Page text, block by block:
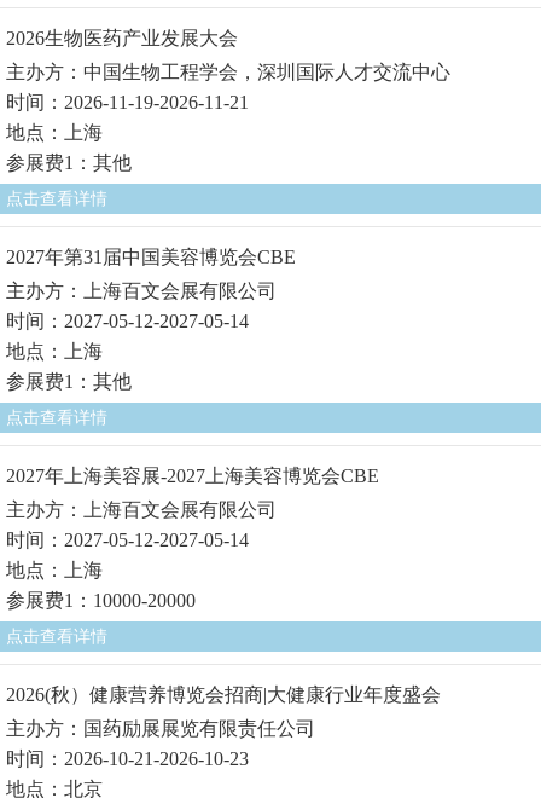
2026生物医药产业发展大会
主办方：中国生物工程学会，深圳国际人才交流中心
时间：2026-11-19-2026-11-21
地点：上海
参展费1：其他
点击查看详情
2027年第31届中国美容博览会CBE
主办方：上海百文会展有限公司
时间：2027-05-12-2027-05-14
地点：上海
参展费1：其他
点击查看详情
2027年上海美容展-2027上海美容博览会CBE
主办方：上海百文会展有限公司
时间：2027-05-12-2027-05-14
地点：上海
参展费1：10000-20000
点击查看详情
2026(秋）健康营养博览会招商|大健康行业年度盛会
主办方：国药励展展览有限责任公司
时间：2026-10-21-2026-10-23
地点：北京